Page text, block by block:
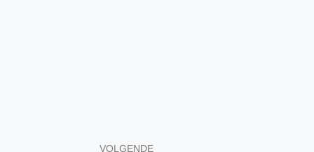
VOLGENDE